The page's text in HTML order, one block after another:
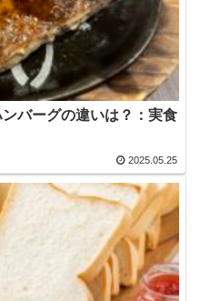
バーグの違いは？：実食
2025.05.25